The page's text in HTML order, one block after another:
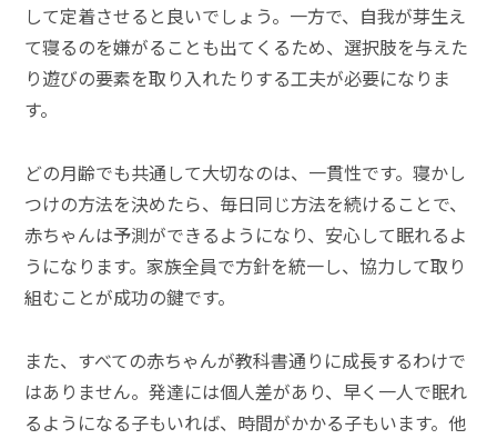
して定着させると良いでしょう。一方で、自我が芽生え
て寝るのを嫌がることも出てくるため、選択肢を与えた
り遊びの要素を取り入れたりする工夫が必要になりま
す。
どの月齢でも共通して大切なのは、一貫性です。寝かし
つけの方法を決めたら、毎日同じ方法を続けることで、
赤ちゃんは予測ができるようになり、安心して眠れるよ
うになります。家族全員で方針を統一し、協力して取り
組むことが成功の鍵です。
また、すべての赤ちゃんが教科書通りに成長するわけで
はありません。発達には個人差があり、早く一人で眠れ
るようになる子もいれば、時間がかかる子もいます。他